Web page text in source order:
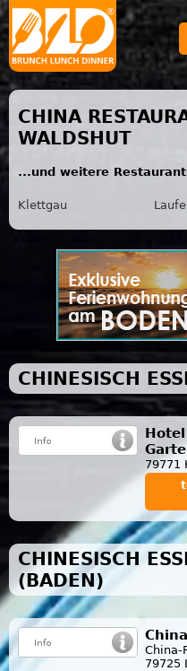
CHINA
WALDSHUT
...und weitere
Klettgau
CHINESISCH
79771
CHINESISCH
(BADEN)
China-
79725